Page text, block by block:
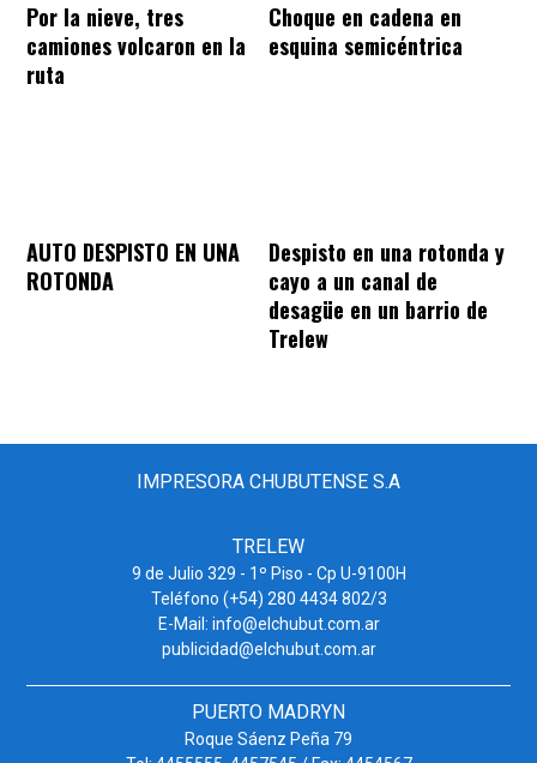
Por la nieve, tres
camiones volcaron en la
ruta
Choque en cadena en
esquina semicéntrica
AUTO DESPISTO EN UNA
ROTONDA
Despisto en una rotonda y
cayo a un canal de
desagüe en un barrio de
Trelew
IMPRESORA CHUBUTENSE S.A
TRELEW
9 de Julio 329 - 1º Piso - Cp U-9100H
Teléfono (+54) 280 4434 802/3
E-Mail: info@elchubut.com.ar
publicidad@elchubut.com.ar
PUERTO MADRYN
Roque Sáenz Peña 79